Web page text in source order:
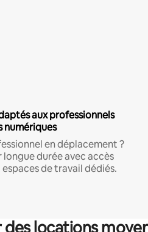
aux professionnels
numériques
en déplacement ?
longue durée avec accès
de travail dédiés.
locations